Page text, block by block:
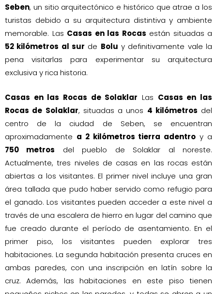
Seben, un sitio arquitectónico e histórico que atrae a los
turistas debido a su arquitectura distintiva y ambiente
memorable. Las Casas en las Rocas están situadas a
52 kilómetros al sur de Bolu y definitivamente vale la
pena visitarlas para experimentar su arquitectura
exclusiva y rica historia.
Casas en las Rocas de Solaklar Las Casas en las
Rocas de Solaklar, situadas a unos 4 kilómetros del
centro de la ciudad de Seben, se encuentran
aproximadamente a 2 kilómetros tierra adentro y a
750 metros del pueblo de Solaklar al noreste.
Actualmente, tres niveles de casas en las rocas están
abiertas a los visitantes. El primer nivel incluye una gran
área tallada que pudo haber servido como refugio para
el ganado. Los visitantes pueden acceder a este nivel a
través de una escalera de hierro en lugar del camino que
fue creado durante el período de asentamiento. En el
primer piso, los visitantes pueden explorar tres
habitaciones. La segunda habitación presenta cruces en
ambas paredes, con una inscripción en latín sobre la
cruz. Además, las habitaciones en este piso tienen